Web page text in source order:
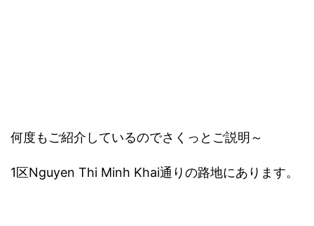
何度もご紹介しているのでさくっとご説明～
1区Nguyen Thi Minh Khai通りの路地にあります。